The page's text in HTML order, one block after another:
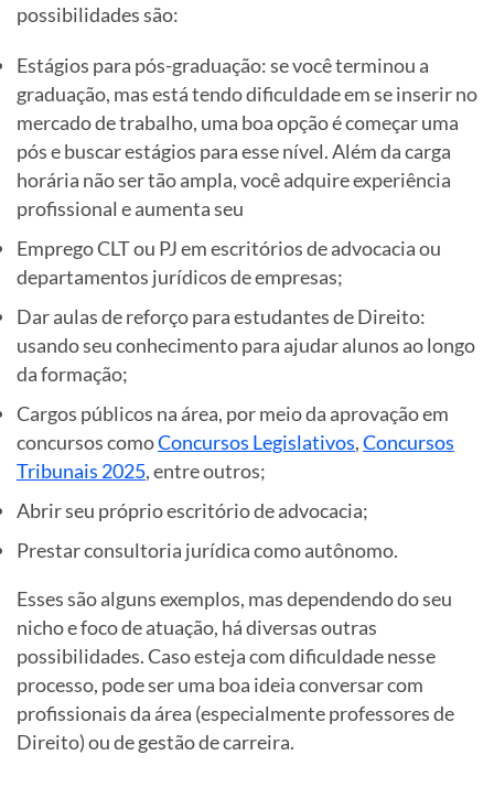
possibilidades são:
Estágios para pós-graduação: se você terminou a
graduação, mas está tendo dificuldade em se inserir no
mercado de trabalho, uma boa opção é começar uma
pós e buscar estágios para esse nível. Além da carga
horária não ser tão ampla, você adquire experiência
profissional e aumenta seu
Emprego CLT ou PJ em escritórios de advocacia ou
departamentos jurídicos de empresas;
Dar aulas de reforço para estudantes de Direito:
usando seu conhecimento para ajudar alunos ao longo
da formação;
Cargos públicos na área, por meio da aprovação em
concursos comoConcursos Legislativos,Concursos
Tribunais 2025, entre outros;
Abrir seu próprio escritório de advocacia;
Prestar consultoria jurídica como autônomo.
Esses são alguns exemplos, mas dependendo do seu
nicho e foco de atuação, há diversas outras
possibilidades. Caso esteja com dificuldade nesse
processo, pode ser uma boa ideia conversar com
profissionais da área (especialmente professores de
Direito) ou de gestão de carreira.